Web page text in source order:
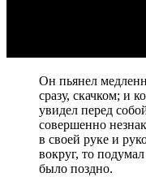
Он пьянел
сразу, скачком; и
увидел перед
совершенно
в своей руке и
вокруг, то
было поздно.